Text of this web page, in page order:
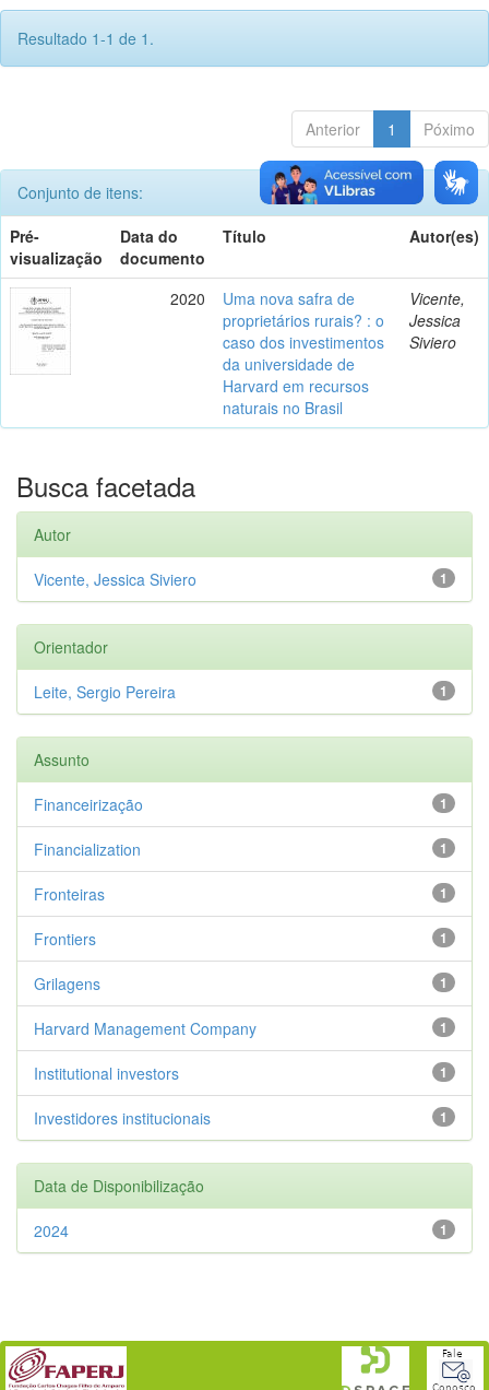
Resultado 1-1 de 1.
Anterior 1 Póximo
Conjunto de itens:
Pré-
visualização
Data do
documento
Título Autor(es)
2020
Uma nova safra de
proprietários rurais? : o
caso dos investimentos
da universidade de
Harvard em recursos
naturais no Brasil
Vicente,
Jessica
Siviero
Busca facetada
Autor
1
Vicente, Jessica Siviero
Orientador
1
Leite, Sergio Pereira
Assunto
1
Financeirização
1
Financialization
1
Fronteiras
1
Frontiers
1
Grilagens
1
Harvard Management Company
1
Institutional investors
1
Investidores institucionais
Data de Disponibilização
1
2024